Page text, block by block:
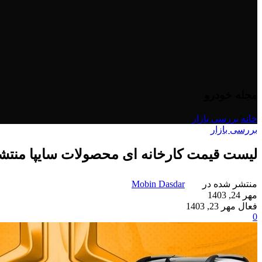
خانه بررسی بازار
بررسی بازار
لیست قیمت کارخانه ای محصولات سایپا
منتشر شده در
Mobin Dasdar
مهر 24, 1403
فعال مهر 23, 1403
0